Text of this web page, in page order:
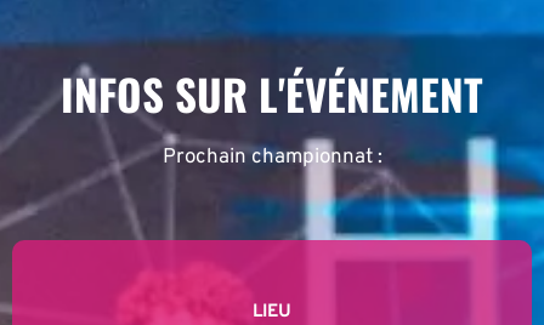
INFOS SUR L'ÉVÉNEMENT
Prochain championnat :
LIEU